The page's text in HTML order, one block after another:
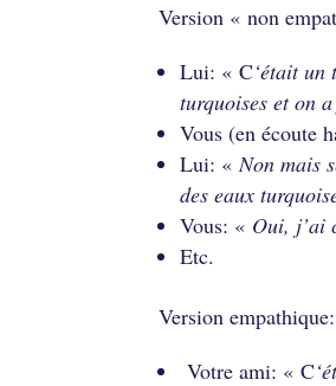
Version « non
Lui: « C‘était un
turquoises et on
Vous (en écoute
Lui: «Non mais
des eaux
Vous: « Oui, j’ai
Etc.
Version empathique:
Votre ami: « C